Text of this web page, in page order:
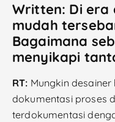
Written: Di era
mudah
Bagaimana
menyikapi
RT: Mungkin
dokumentasi proses
terdokumentasi